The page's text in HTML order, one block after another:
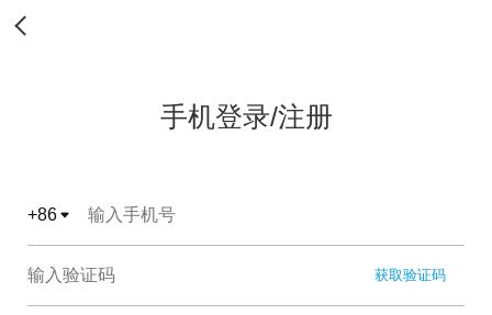
手机登录/注册
+86
获取验证码